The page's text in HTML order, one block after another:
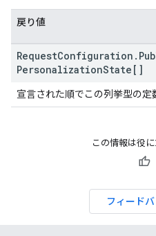
戻り値
RequestConfiguration .
PersonalizationState[]
宣言された順でこの列挙型の定
この情報は役
フィード